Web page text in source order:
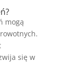
mogą
się w